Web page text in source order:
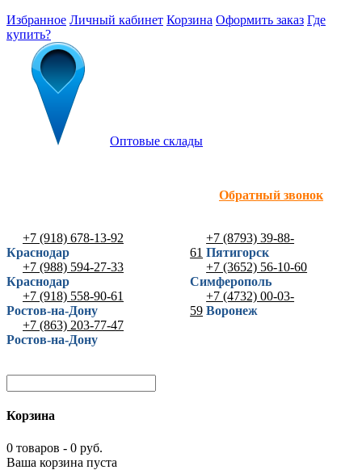
Избранное Личный кабинет Корзина Оформить заказ Где
купить?
Оптовые склады
Обратный звонок
+7 (918) 678-13-92
Краснодар
+7 (988) 594-27-33
Краснодар
+7 (918) 558-90-61
Ростов-на-Дону
+7 (863) 203-77-47
Ростов-на-Дону
+7 (8793) 39-88-
61 Пятигорск
+7 (3652) 56-10-60
Симферополь
+7 (4732) 00-03-
59 Воронеж
Корзина
0 товаров - 0 руб.
Ваша корзина пуста